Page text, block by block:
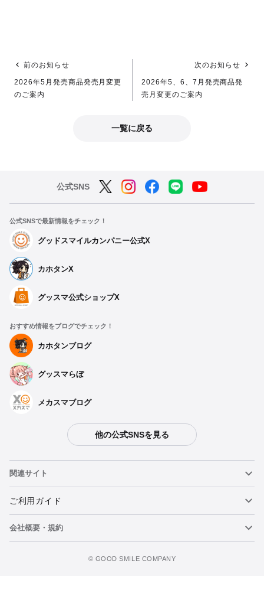
前のお知らせ
2026年5月発売商品発売月変更
のご案内
次のお知らせ
2026年5、6、7月発売商品発
売月変更のご案内
一覧に戻る
公式SNS
公式SNSで最新情報をチェック！
グッドスマイルカンパニー公式X
カホタンX
グッスマ公式ショップX
おすすめ情報をブログでチェック！
カホタンブログ
グッスマらぼ
メカスマブログ
他の公式SNSを見る
関連サイト
ねんどろいど
ねんどろいどフェイスメーカー
ご利用ガイド
重要なお知らせ
会社概要・規約
©️ GOOD SMILE COMPANY